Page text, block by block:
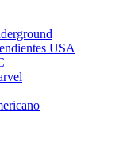
USA